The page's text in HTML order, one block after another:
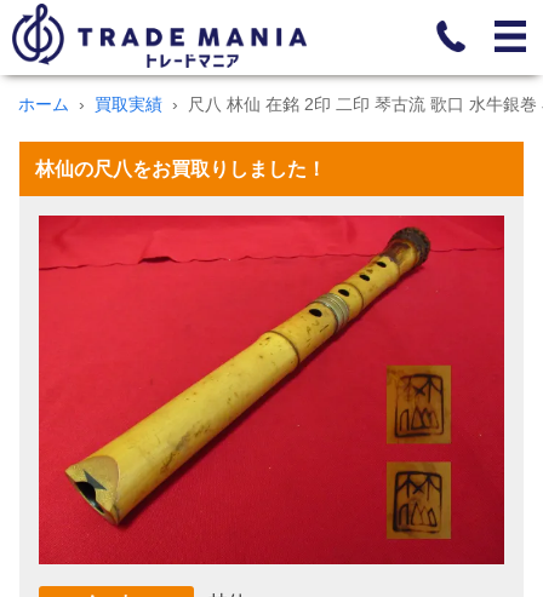
ホーム 買取実績 尺八 林仙 在銘 2印 二印 琴古流 歌口 水牛銀
林仙の尺八をお買取りしました！